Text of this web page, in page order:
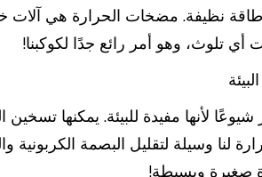
نظيفة. مضخات الحرارة هي آلات
تلوث، وهو أمر رائع جدًا لكوكبنا!
لأنها مفيدة للبيئة. يمكنها تسخين
لنا وسيلة لتقليل البصمة
صغيرة وبسيطة!